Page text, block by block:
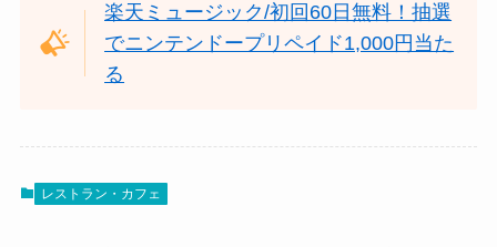
楽天ミュージック/初回60日無料！抽選
でニンテンドープリペイド1,000円当た
る
レストラン・カフェ